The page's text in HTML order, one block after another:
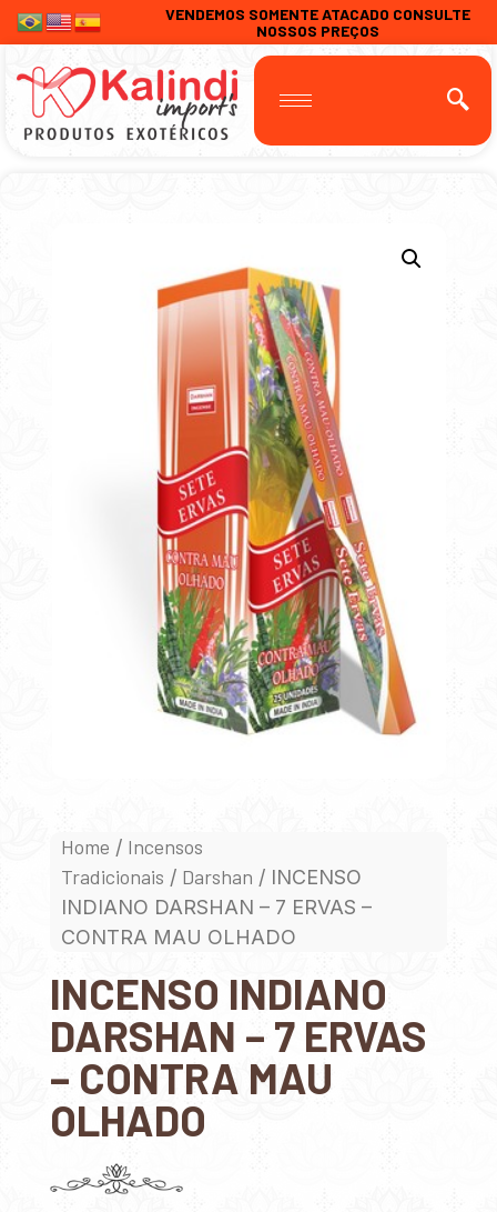
VENDEMOS SOMENTE ATACADO CONSULTE
NOSSOS PREÇOS
Home / Incensos
Tradicionais / Darshan / INCENSO
INDIANO DARSHAN – 7 ERVAS –
CONTRA MAU OLHADO
INCENSO INDIANO
DARSHAN – 7 ERVAS
– CONTRA MAU
OLHADO